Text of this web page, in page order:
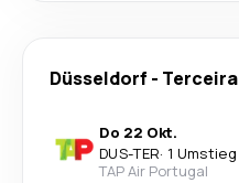
Düsseldorf - Terceira
Do 22 Okt.
DUS-TER· 1 Umstieg
TAP Air Portugal